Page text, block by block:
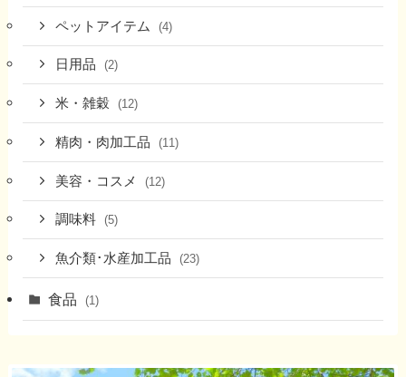
ペットアイテム (4)
日用品 (2)
米・雑穀 (12)
精肉・肉加工品 (11)
美容・コスメ (12)
調味料 (5)
魚介類･水産加工品 (23)
食品 (1)